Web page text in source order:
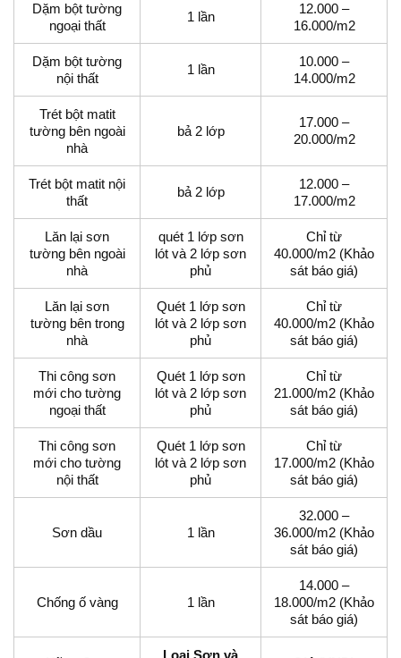
Dặm bột tường
ngoại thất
1 lần
12.000 –
16.000/m2
Dặm bột tường
nội thất
1 lần
10.000 –
14.000/m2
Trét bột matit
tường bên ngoài
nhà
bả 2 lớp
17.000 –
20.000/m2
Trét bột matit nội
thất
bả 2 lớp
12.000 –
17.000/m2
Lăn lại sơn
tường bên ngoài
nhà
quét 1 lớp sơn
lót và 2 lớp sơn
phủ
Chỉ từ
40.000/m2 (Khảo
sát báo giá)
Lăn lại sơn
tường bên trong
nhà
Quét 1 lớp sơn
lót và 2 lớp sơn
phủ
Chỉ từ
40.000/m2 (Khảo
sát báo giá)
Thi công sơn
mới cho tường
ngoại thất
Quét 1 lớp sơn
lót và 2 lớp sơn
phủ
Chỉ từ
21.000/m2 (Khảo
sát báo giá)
Thi công sơn
mới cho tường
nội thất
Quét 1 lớp sơn
lót và 2 lớp sơn
phủ
Chỉ từ
17.000/m2 (Khảo
sát báo giá)
Sơn dầu 1 lần
32.000 –
36.000/m2 (Khảo
sát báo giá)
Chống ố vàng 1 lần
14.000 –
18.000/m2 (Khảo
sát báo giá)